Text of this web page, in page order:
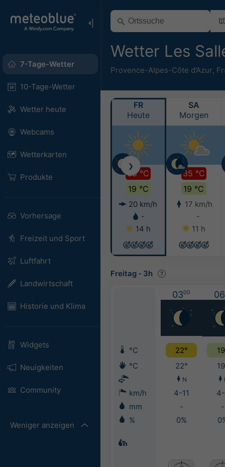
7-Tage-Wetter
10-Tage-Wetter
Wetter heute
Webcams
Wetterkarten
Produkte
Vorhersage
Freizeit und Sport
Luftfahrt
Landwirtschaft
Historie und Klima
Widgets
Neuigkeiten
Community
Weniger anzeigen
Wetter Les
Provence-Alpes-Côte d’Azur,
FR
Heute
35 °C
19 °C
20 km/h
-
14 h
SA
Morgen
35 °C
19 °C
17 km/h
-
11 h
❯
Freitag - 3h
0300 06
°C 22°
°C
22°
N
km/h 4-11
mm
- -
%
0%